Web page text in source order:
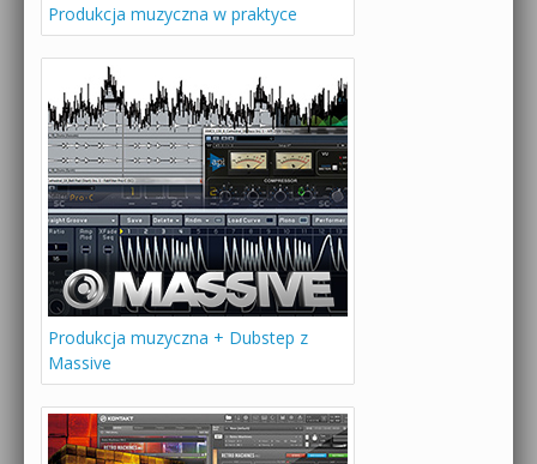
Produkcja muzyczna w praktyce
Produkcja muzyczna + Dubstep z
Massive